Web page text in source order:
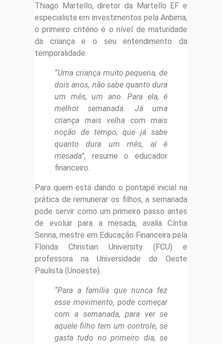
Thiago Martello, diretor da Martello EF e
especialista em investimentos pela Anbima,
o primeiro critério é o nível de maturidade
da criança e o seu entendimento da
temporalidade.
“Uma criança muito pequena, de
dois anos, não sabe quanto dura
um mês, um ano. Para ela, é
melhor semanada. Já uma
criança mais velha com mais
noção de tempo, que já sabe
quanto dura um mês, aí é
mesada”, resume o educador
financeiro.
Para quem está dando o pontapé inicial na
prática de remunerar os filhos, a semanada
pode servir como um primeiro passo antes
de evoluir para a mesada, avalia Cíntia
Senna, mestre em Educação Financeira pela
Florida Christian University (FCU) e
professora na Universidade do Oeste
Paulista (Unoeste).
“Para a família que nunca fez
esse movimento, pode começar
com a semanada, para ver se
aquele filho tem um controle, se
gasta tudo no primeiro dia, se